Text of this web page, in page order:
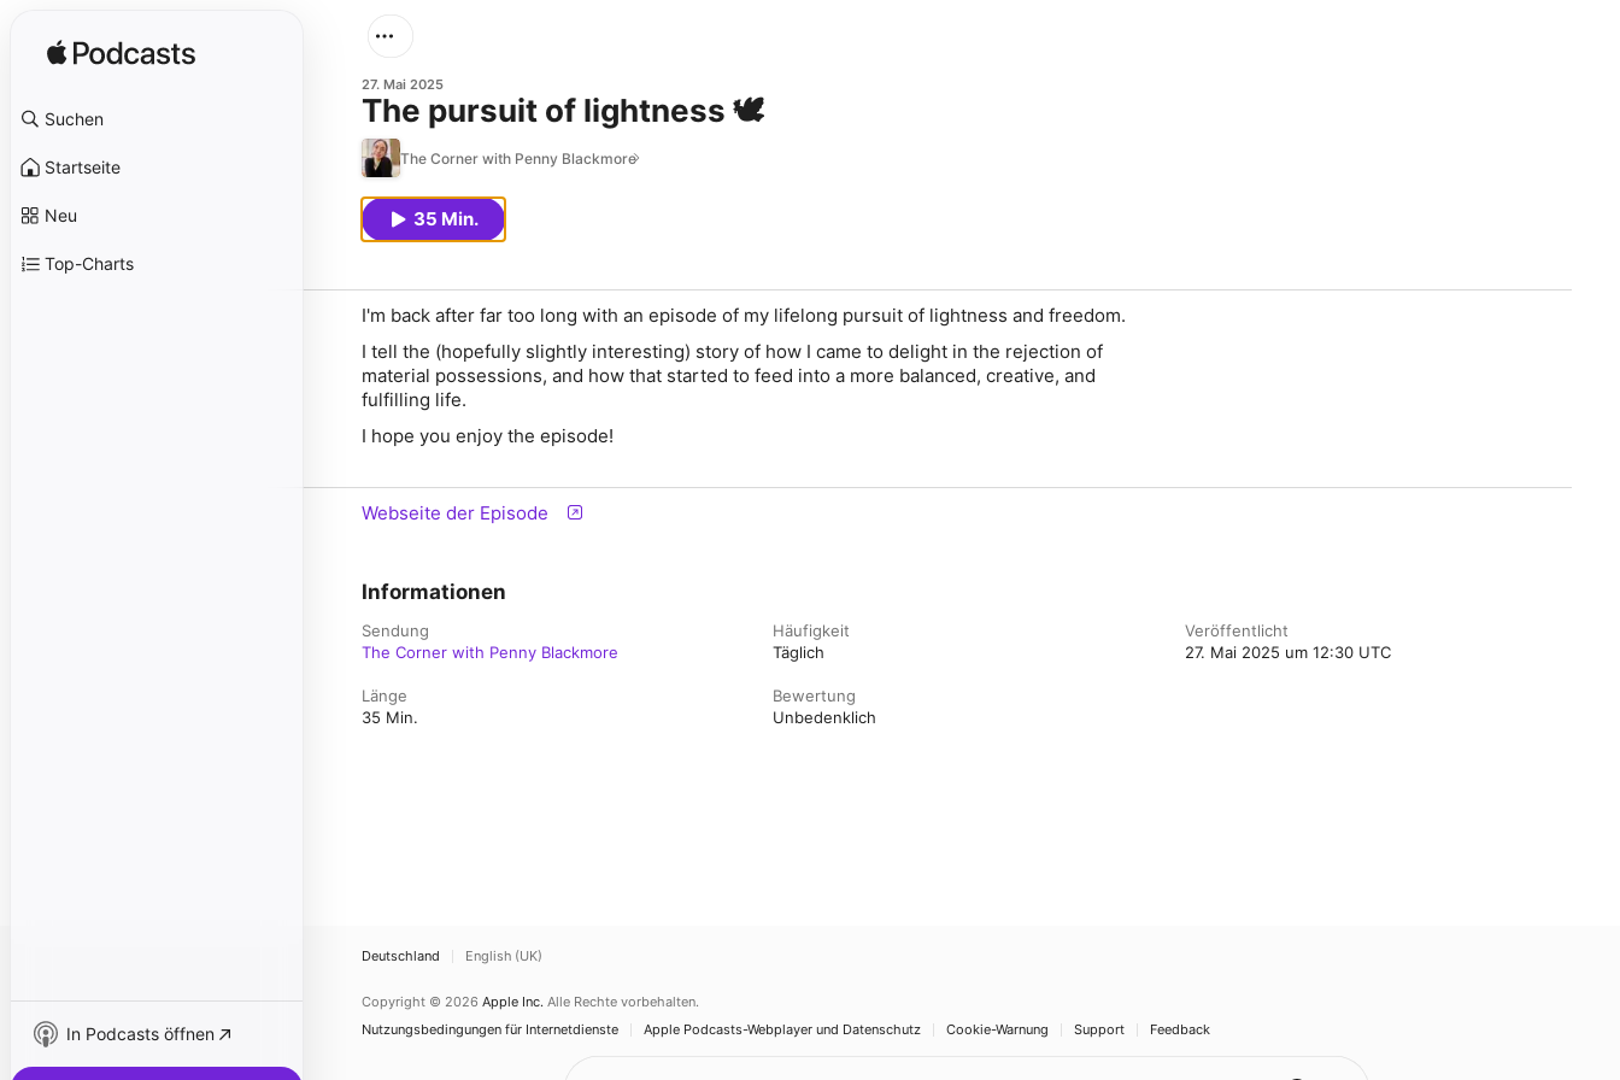
Suchen
Startseite
Neu
Top-Charts
In Podcasts öffnen
27. Mai 2025
The pursuit of lightness 🕊️
The Corner with Penny Blackmore
35 Min.
I'm back after far too long with an episode of my lifelong pursuit of lightness and freedom.
I tell the (hopefully slightly interesting) story of how I came to delight in the rejection of
material possessions, and how that started to feed into a more balanced, creative, and
fulfilling life.
I hope you enjoy the episode!
Webseite der Episode
Informationen
Sendung
The Corner with Penny Blackmore
Häufigkeit
Täglich
Veröffentlicht
27. Mai 2025 um 12:30 UTC
Länge
35 Min.
Bewertung
Unbedenklich
Deutschland English (UK)
Copyright © 2026 Apple Inc. Alle Rechte vorbehalten.
Nutzungsbedingungen für Internetdienste
Apple Podcasts-Webplayer und Datenschutz Cookie-Warnung Support Feedback